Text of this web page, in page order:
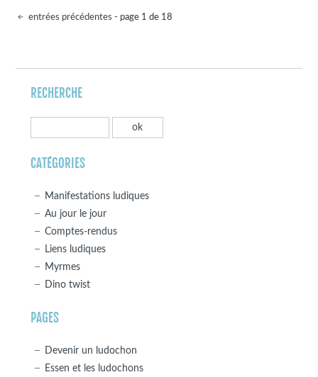
entrées précédentes - page 1 de 18
RECHERCHE
CATÉGORIES
Manifestations ludiques
Au jour le jour
Comptes-rendus
Liens ludiques
Myrmes
Dino twist
PAGES
Devenir un ludochon
Essen et les ludochons